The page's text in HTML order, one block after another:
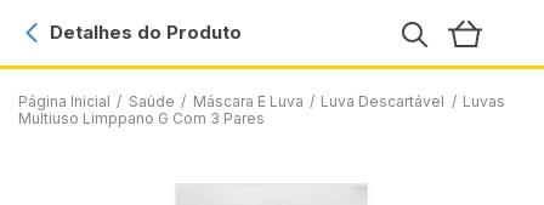
Página Inicial / Saúde / Máscara E Luva / Luva Descartável / Luvas
Multiuso Limppano G Com 3 Pares
Detalhes do Produto